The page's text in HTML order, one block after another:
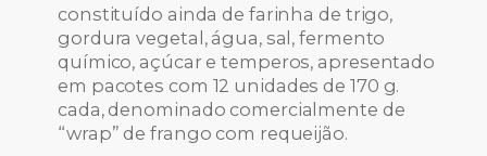
constituído ainda de farinha de trigo,
gordura vegetal, água, sal, fermento
químico, açúcar e temperos, apresentado
em pacotes com 12 unidades de 170 g.
cada, denominado comercialmente de
“wrap” de frango com requeijão.